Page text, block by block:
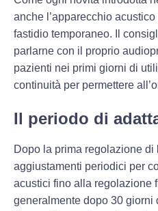
anche l’apparecchio
fastidio temporaneo. Il
parlarne con il proprio
pazienti nei primi giorni di
continuità per permettere
Il periodo di
Dopo la prima regolazione di
aggiustamenti periodici per
acustici fino alla regolazione
generalmente dopo 30 giorni